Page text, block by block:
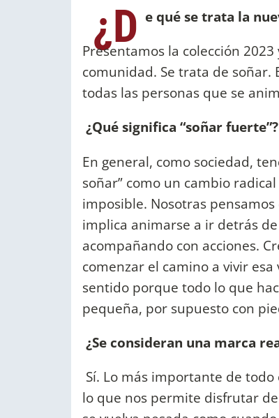
¿D e qué se trata la
Presentamos la colección
comunidad. Se trata de soñar.
todas las personas que se
¿Qué significa “soñar fuerte”?
En general, como sociedad,
soñar” como un cambio
imposible. Nosotras
implica animarse a ir detrás
acompañando con acciones.
comenzar el camino a vivir
sentido porque todo lo que
pequeña, por supuesto con
¿Se consideran una marca
Sí. Lo más importante de
lo que nos permite disfrutar